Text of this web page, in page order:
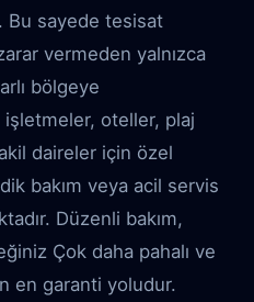
Bu sayede tesisat
vermeden yalnızca
bölgeye
işletmeler, oteller, plaj
daireler için özel
bakım veya acil servis
Düzenli bakım,
Çok daha pahalı ve
en garanti yoludur.